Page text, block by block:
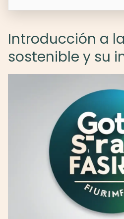
Introducción a
sostenible y su